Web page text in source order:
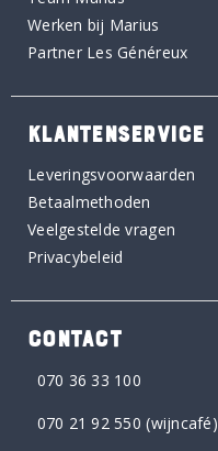
Werken bij Marius
Partner Les Généreux
KLANTENSERVICE
Leveringsvoorwaarden
Betaalmethoden
Veelgestelde vragen
Privacybeleid
CONTACT
070 36 33 100
070 21 92 550 (wijncafé)